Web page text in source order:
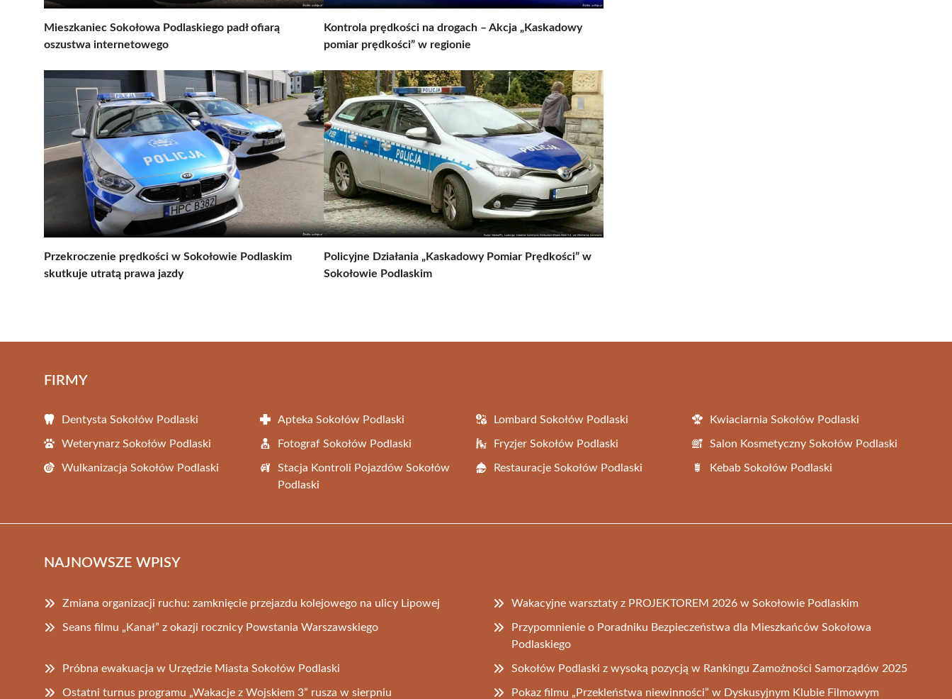
Mieszkaniec Sokołowa Podlaskiego padł ofiarą
oszustwa internetowego
Kontrola prędkości na drogach – Akcja „Kaskadowy
pomiar prędkości” w regionie
Przekroczenie prędkości w Sokołowie Podlaskim
skutkuje utratą prawa jazdy
Policyjne Działania „Kaskadowy Pomiar Prędkości” w
Sokołowie Podlaskim
FIRMY
Dentysta Sokołów Podlaski Apteka Sokołów Podlaski Lombard Sokołów Podlaski Kwiaciarnia Sokołów Podlaski
Weterynarz Sokołów Podlaski Fotograf Sokołów Podlaski Fryzjer Sokołów Podlaski Salon Kosmetyczny Sokołów Podlaski
Wulkanizacja Sokołów Podlaski
Stacja Kontroli Pojazdów Sokołów
Podlaski
Restauracje Sokołów Podlaski Kebab Sokołów Podlaski
NAJNOWSZE WPISY
Zmiana organizacji ruchu: zamknięcie przejazdu kolejowego na ulicy Lipowej Wakacyjne warsztaty z PROJEKTOREM 2026 w Sokołowie Podlaskim
Seans filmu „Kanał” z okazji rocznicy Powstania Warszawskiego
Przypomnienie o Poradniku Bezpieczeństwa dla Mieszkańców Sokołowa
Podlaskiego
Próbna ewakuacja w Urzędzie Miasta Sokołów Podlaski Sokołów Podlaski z wysoką pozycją w Rankingu Zamożności Samorządów 2025
Ostatni turnus programu „Wakacje z Wojskiem 3” rusza w sierpniu Pokaz filmu „Przekleństwa niewinności” w Dyskusyjnym Klubie Filmowym